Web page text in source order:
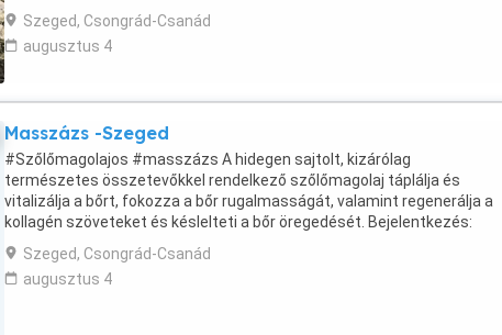
pillanatának egyik kulcsa. Megmutatja, hogyan jelensz meg ...
Szeged, Csongrád-Csanád
augusztus 4
Masszázs -Szeged
#Szőlőmagolajos #masszázs A hidegen sajtolt, kizárólag
természetes összetevőkkel rendelkező szőlőmagolaj táplálja és
vitalizálja a bőrt, fokozza a bőr rugalmasságát, valamint regenerálja a
kollagén szöveteket és késlelteti a bőr öregedését. Bejelentkezés:
Andrea Soós Masszőz és metafizikai pszichoterapeuta ...
Szeged, Csongrád-Csanád
augusztus 4